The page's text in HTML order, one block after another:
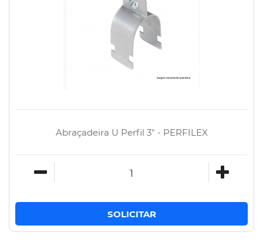
Abraçadeira U Perfil 3" - PERFILEX